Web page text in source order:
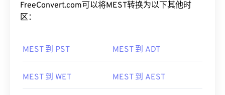
FreeConvert.com可以将MEST转换为以下其他时
区：
MEST 到 PST MEST 到 ADT
MEST 到 WET MEST 到 AEST